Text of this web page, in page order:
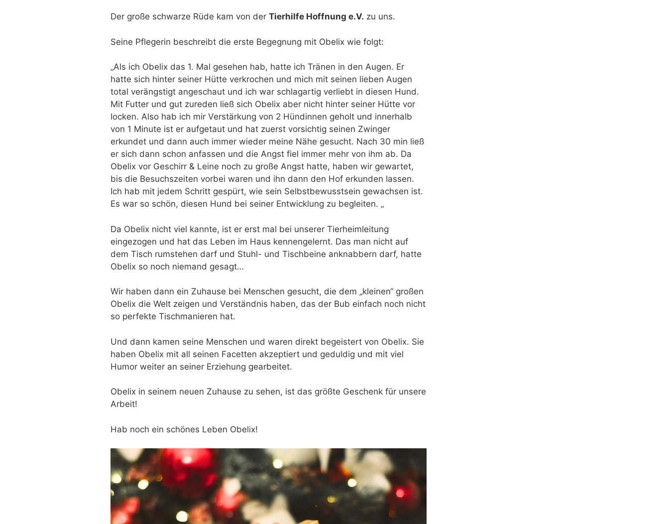
Der große schwarze Rüde kam von der Tierhilfe Hoffnung e.V. zu uns.
Seine Pflegerin beschreibt die erste Begegnung mit Obelix wie folgt:
„Als ich Obelix das 1. Mal gesehen hab, hatte ich Tränen in den Augen. Er
hatte sich hinter seiner Hütte verkrochen und mich mit seinen lieben Augen
total verängstigt angeschaut und ich war schlagartig verliebt in diesen Hund.
Mit Futter und gut zureden ließ sich Obelix aber nicht hinter seiner Hütte vor
locken. Also hab ich mir Verstärkung von 2 Hündinnen geholt und innerhalb
von 1 Minute ist er aufgetaut und hat zuerst vorsichtig seinen Zwinger
erkundet und dann auch immer wieder meine Nähe gesucht. Nach 30 min ließ
er sich dann schon anfassen und die Angst fiel immer mehr von ihm ab. Da
Obelix vor Geschirr & Leine noch zu große Angst hatte, haben wir gewartet,
bis die Besuchszeiten vorbei waren und ihn dann den Hof erkunden lassen.
Ich hab mit jedem Schritt gespürt, wie sein Selbstbewusstsein gewachsen ist.
Es war so schön, diesen Hund bei seiner Entwicklung zu begleiten. „
Da Obelix nicht viel kannte, ist er erst mal bei unserer Tierheimleitung
eingezogen und hat das Leben im Haus kennengelernt. Das man nicht auf
dem Tisch rumstehen darf und Stuhl- und Tischbeine anknabbern darf, hatte
Obelix so noch niemand gesagt…
Wir haben dann ein Zuhause bei Menschen gesucht, die dem „kleinen“ großen
Obelix die Welt zeigen und Verständnis haben, das der Bub einfach noch nicht
so perfekte Tischmanieren hat.
Und dann kamen seine Menschen und waren direkt begeistert von Obelix. Sie
haben Obelix mit all seinen Facetten akzeptiert und geduldig und mit viel
Humor weiter an seiner Erziehung gearbeitet.
Obelix in seinem neuen Zuhause zu sehen, ist das größte Geschenk für unsere
Arbeit!
Hab noch ein schönes Leben Obelix!